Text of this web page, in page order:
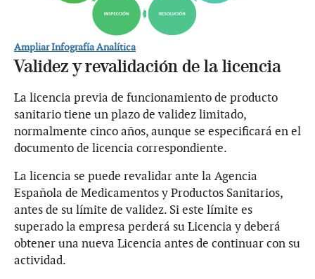
Ampliar Infografía Analítica
Validez y revalidación de la licencia
La licencia previa de funcionamiento de producto
sanitario tiene un plazo de validez limitado,
normalmente cinco años, aunque se especificará en el
documento de licencia correspondiente.
La licencia se puede revalidar ante la Agencia
Española de Medicamentos y Productos Sanitarios,
antes de su límite de validez. Si este límite es
superado la empresa perderá su Licencia y deberá
obtener una nueva Licencia antes de continuar con su
actividad.